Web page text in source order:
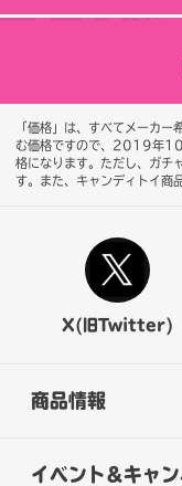
「価格」は、すべてメーカ
む価格ですので、2019年10
格になります。 ただし、ガチ
す。また、キャンディトイ商
X(旧Twitter)
商品情報
イベント&キャン